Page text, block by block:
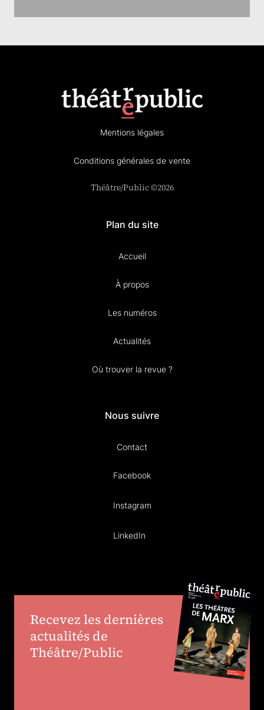
Mentions légales
Conditions générales de vente
Théâtre/Public ©2026
Plan du site
Accueil
À propos
Les numéros
Actualités
Où trouver la revue ?
Nous suivre
Contact
Facebook
Instagram
LinkedIn
Recevez les dernières
actualités de
Théâtre/Public